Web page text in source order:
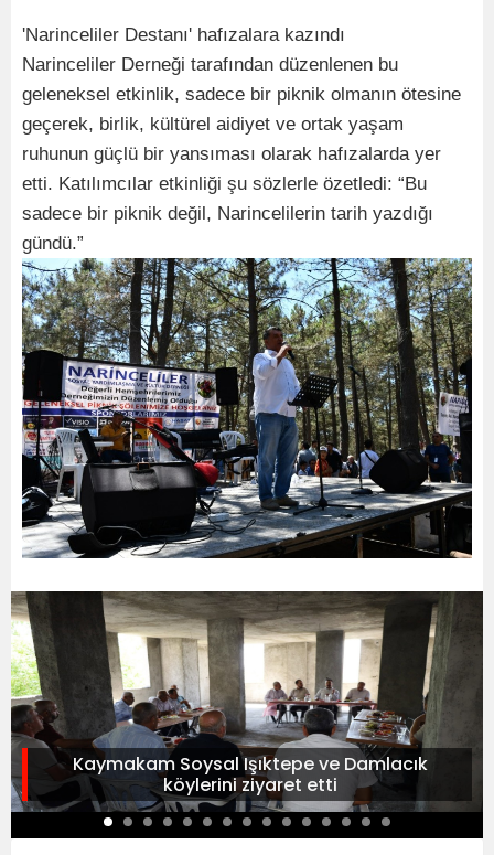
'Narinceliler Destanı' hafızalara kazındı
Narinceliler Derneği tarafından düzenlenen bu
geleneksel etkinlik, sadece bir piknik olmanın ötesine
geçerek, birlik, kültürel aidiyet ve ortak yaşam
ruhunun güçlü bir yansıması olarak hafızalarda yer
etti. Katılımcılar etkinliği şu sözlerle özetledi: “Bu
sadece bir piknik değil, Narincelilerin tarih yazdığı
gündü.”
Kaymakam Soysal Işıktepe ve Damlacık
köylerini ziyaret etti